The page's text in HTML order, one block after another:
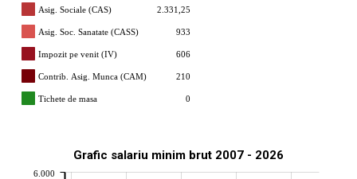
Asig. Sociale (CAS) 2.331,25
Asig. Soc. Sanatate (CASS) 933
Impozit pe venit (IV) 606
Contrib. Asig. Munca (CAM) 210
Tichete de masa 0
Grafic salariu minim brut 2007 - 2026
6.000